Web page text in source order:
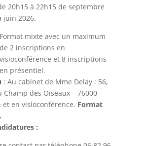
20h15 à 22h15 de septembre
juin 2026.
Format mixte avec un maximum
de 2 inscriptions en
visioconférence et 8 inscriptions
en présentiel.
: Au cabinet de Mme Delay : 56,
Champ des Oiseaux – 76000
et en visioconférence. Format
: